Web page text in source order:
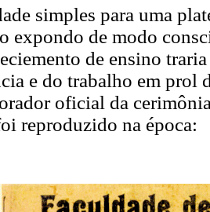
simples para uma
expondo de modo
de ensino
e do trabalho em prol
oficial da
reproduzido na época: